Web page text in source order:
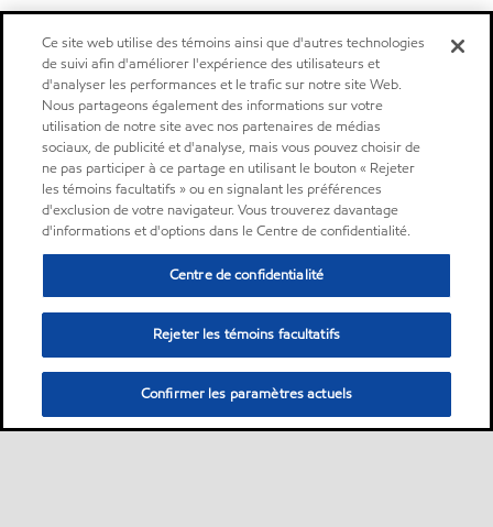
Ce site web utilise des témoins ainsi que d'autres technologies
de suivi afin d'améliorer l'expérience des utilisateurs et
d'analyser les performances et le trafic sur notre site Web.
Nous partageons également des informations sur votre
utilisation de notre site avec nos partenaires de médias
sociaux, de publicité et d'analyse, mais vous pouvez choisir de
ne pas participer à ce partage en utilisant le bouton « Rejeter
les témoins facultatifs » ou en signalant les préférences
d'exclusion de votre navigateur. Vous trouverez davantage
d'informations et d'options dans le Centre de confidentialité.
Centre de confidentialité
Rejeter les témoins facultatifs
Confirmer les paramètres actuels